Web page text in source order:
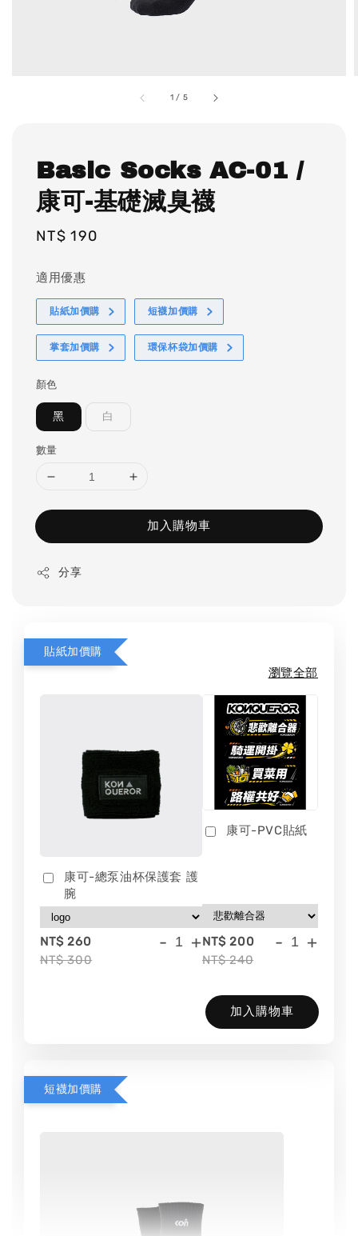
1 / 5
Basic Socks AC-01 /
康可-基礎滅臭襪
Regular
NT$ 190
適用優惠
貼紙加價購 短襪加價購
掌套加價購 環保杯袋加價購
顏色
黑 白
數量
加入購物車
分享
貼紙加價購
瀏覽全部
康可-總泵油杯保護套 護
腕
NT$ 260
NT$ 300
- +
康可-PVC貼紙
NT$ 200
NT$ 240
- +
加入購物車
短襪加價購